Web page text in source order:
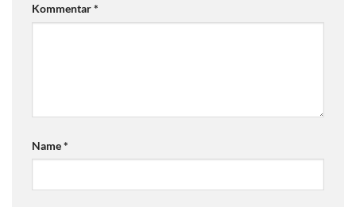
Kommentar*
Name*